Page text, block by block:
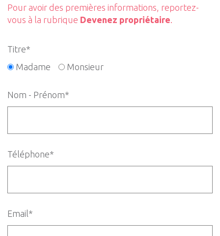
Pour avoir des premières informations, reportez-
vous à la rubrique Devenez propriétaire.
Titre*
Madame
Monsieur
Nom - Prénom*
Téléphone*
Email*